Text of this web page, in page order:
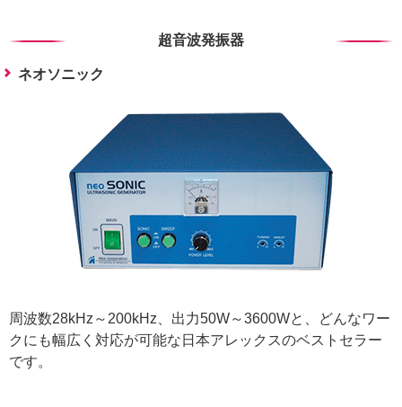
超音波発振器
ネオソニック
周波数28kHz～200kHz、出力50W～3600Wと、どんなワー
クにも幅広く対応が可能な日本アレックスのベストセラー
です。